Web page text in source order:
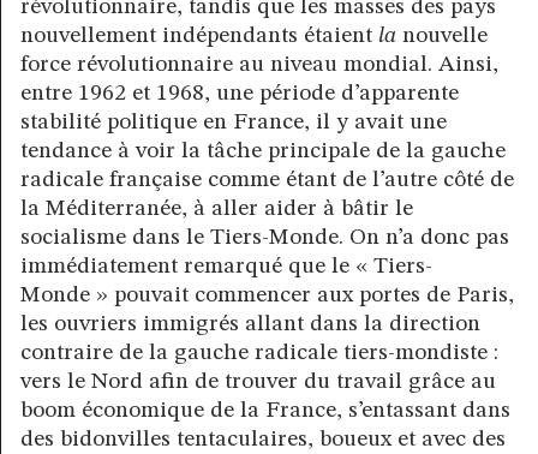
révolutionnaire, tandis que les masses des pays
nouvellement indépendants étaient la nouvelle
force révolutionnaire au niveau mondial. Ainsi,
entre 1962 et 1968, une période d’apparente
stabilité politique en France, il y avait une
tendance à voir la tâche principale de la gauche
radicale française comme étant de l’autre côté de
la Méditerranée, à aller aider à bâtir le
socialisme dans le Tiers-Monde. On n’a donc pas
immédiatement remarqué que le « Tiers-
Monde » pouvait commencer aux portes de Paris,
les ouvriers immigrés allant dans la direction
contraire de la gauche radicale tiers-mondiste :
vers le Nord afin de trouver du travail grâce au
boom économique de la France, s’entassant dans
des bidonvilles tentaculaires, boueux et avec des